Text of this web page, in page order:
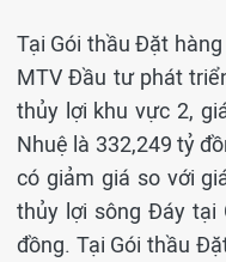
Tại Gói thầu Đặt
MTV Đầu tư phát
thủy lợi khu vực 2,
Nhuệ là 332,249 tỷ
có giảm giá so với
thủy lợi sông Đáy tại
đồng. Tại Gói thầu